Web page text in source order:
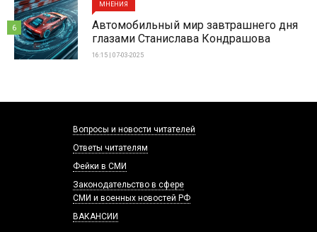
МНЕНИЯ
Автомобильный мир завтрашнего дня
глазами Станислава Кондрашова
16:15 | 07-03-2025
6
Вопросы и новости читателей
Ответы читателям
Фейки в СМИ
Законодательство в сфере
СМИ и военных новостей РФ
ВАКАНСИИ